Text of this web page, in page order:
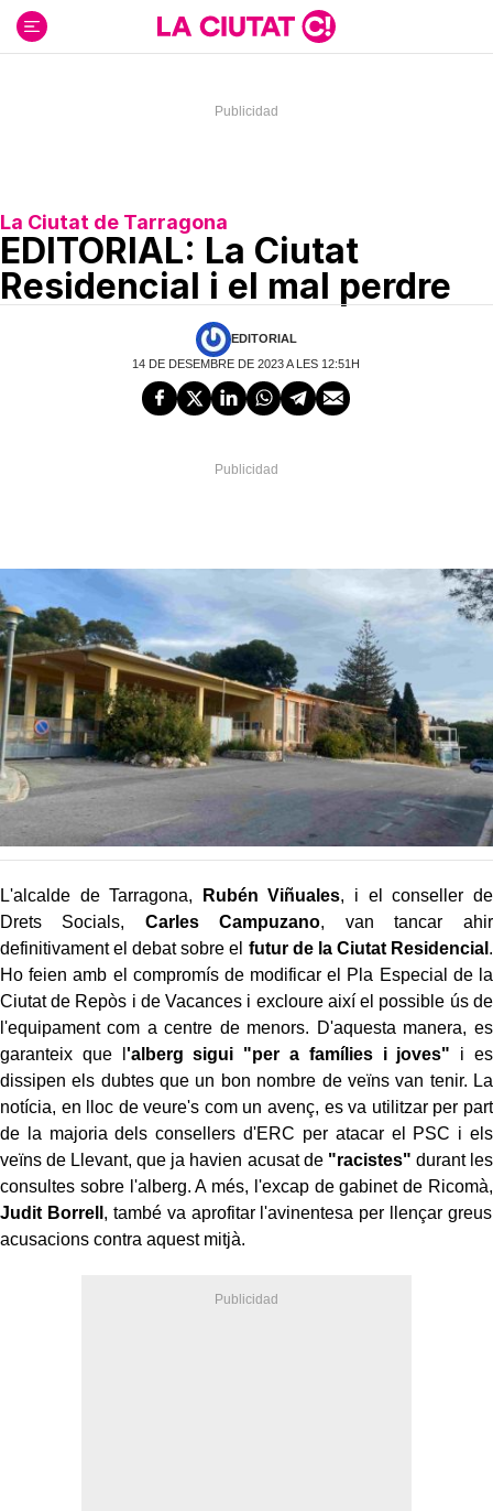
contenido
La Ciutat de Tarragona
EDITORIAL: La Ciutat
Residencial i el mal perdre
EDITORIAL
14 DE DESEMBRE DE 2023 A LES 12:51H
L'alcalde de Tarragona, Rubén Viñuales, i el conseller de
Drets Socials, Carles Campuzano, van tancar ahir
definitivament el debat sobre el futur de la Ciutat Residencial .
Ho feien amb el compromís de modificar el Pla Especial de la
Ciutat de Repòs i de Vacances i excloure així el possible ús de
l'equipament com a centre de menors. D'aquesta manera, es
garanteix que l 'alberg sigui "per a famílies i joves" i es
dissipen els dubtes que un bon nombre de veïns van tenir. La
notícia, en lloc de veure's com un avenç, es va utilitzar per part
de la majoria dels consellers d'ERC per atacar el PSC i els
veïns de Llevant, que ja havien acusat de "racistes" durant les
consultes sobre l'alberg. A més, l'excap de gabinet de Ricomà,
Judit Borrell , també va aprofitar l'avinentesa per llençar greus
acusacions contra aquest mitjà.